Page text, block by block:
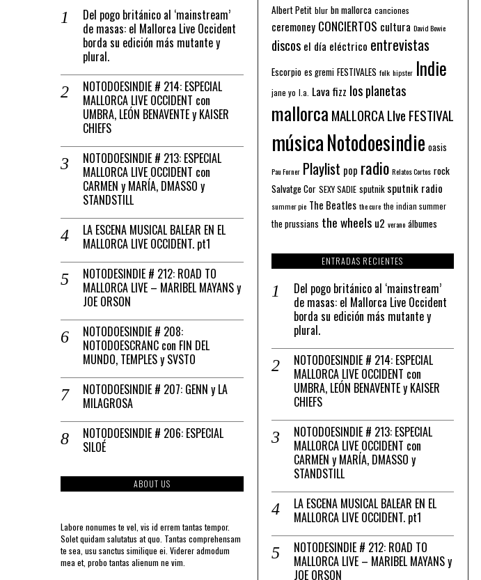
Del pogo británico al ‘mainstream’
de masas: el Mallorca Live Occident
borda su edición más mutante y
plural.
NOTODOESINDIE # 214: ESPECIAL
MALLORCA LIVE OCCIDENT con
UMBRA, LEÓN BENAVENTE y KAISER
CHIEFS
NOTODOESINDIE # 213: ESPECIAL
MALLORCA LIVE OCCIDENT con
CARMEN y MARÍA, DMASSO y
STANDSTILL
LA ESCENA MUSICAL BALEAR EN EL
MALLORCA LIVE OCCIDENT. pt1
NOTODESINDIE # 212: ROAD TO
MALLORCA LIVE – MARIBEL MAYANS y
JOE ORSON
NOTODOESINDIE # 208:
NOTODOESCRANC con FIN DEL
MUNDO, TEMPLES y SVSTO
NOTODOESINDIE # 207: GENN y LA
MILAGROSA
NOTODOESINDIE # 206: ESPECIAL
SILOÉ
ABOUT US
Labore nonumes te vel, vis id errem tantas tempor.
Solet quidam salutatus at quo. Tantas comprehensam
te sea, usu sanctus similique ei. Viderer admodum
mea et, probo tantas alienum ne vim.
Albert Petit blur bn mallorca canciones
ceremoney CONCIERTOS cultura David Bowie
discos el día eléctrico entrevistas
Escorpio es gremi FESTIVALES folk hipster Indie
jane yo l.a. Lava fizz los planetas
mallorca MALLORCA LIve FESTIVAL
músicaNotodoesindie oasis
Pau Forner Playlist pop radio Relatos Cortos rock
Salvatge Cor SEXY SADIE sputnik sputnik radio
summer pie The Beatles the cure the indian summer
the prussians the wheels u2 verano álbumes
ENTRADAS RECIENTES
Del pogo británico al ‘mainstream’
de masas: el Mallorca Live Occident
borda su edición más mutante y
plural.
NOTODOESINDIE # 214: ESPECIAL
MALLORCA LIVE OCCIDENT con
UMBRA, LEÓN BENAVENTE y KAISER
CHIEFS
NOTODOESINDIE # 213: ESPECIAL
MALLORCA LIVE OCCIDENT con
CARMEN y MARÍA, DMASSO y
STANDSTILL
LA ESCENA MUSICAL BALEAR EN EL
MALLORCA LIVE OCCIDENT. pt1
NOTODESINDIE # 212: ROAD TO
MALLORCA LIVE – MARIBEL MAYANS y
JOE ORSON